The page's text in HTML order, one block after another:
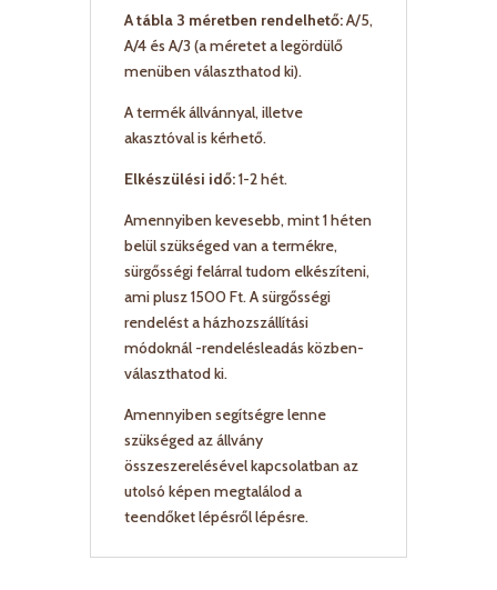
A tábla 3 méretben rendelhető:A/5,
A/4 és A/3 (a méretet a legördülő
menüben választhatod ki).
A termék állvánnyal, illetve
akasztóval is kérhető.
Elkészülési idő:1-2 hét.
Amennyiben kevesebb, mint 1 héten
belül szükséged van a termékre,
sürgősségi felárral tudom elkészíteni,
ami plusz 1500 Ft. A sürgősségi
rendelést a házhozszállítási
módoknál -rendelésleadás közben-
választhatod ki.
Amennyiben segítségre lenne
szükséged az állvány
összeszerelésével kapcsolatban az
utolsó képen megtalálod a
teendőket lépésről lépésre.